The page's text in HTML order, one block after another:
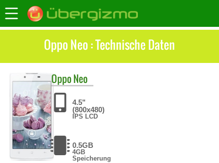
Oppo Neo : Technische Daten
OppoNeo
4.5"
(800x480)
IPS LCD
0.5GB
4GB
Speicherung